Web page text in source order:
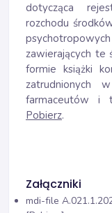
dotycząca
rozchodu
zawierających te
formie książki
zatrudnionych
farmaceutów i
Pobierz.
Załączniki
mdi-file